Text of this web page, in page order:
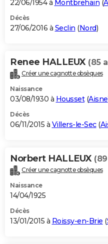
22/06/1954 à Montbrehain (
Décès
27/06/2016 à Seclin (Nord)
Renee HALLEUX (85
Créer une cagnotte obsèques
Naissance
03/08/1930 à Housset(Aisne
Décès
06/11/2015 à Villers-le-Sec(
Norbert HALLEUX
Créer une cagnotte obsèques
Naissance
14/04/1925
Décès
13/01/2015 à Roissy-en-Brie (